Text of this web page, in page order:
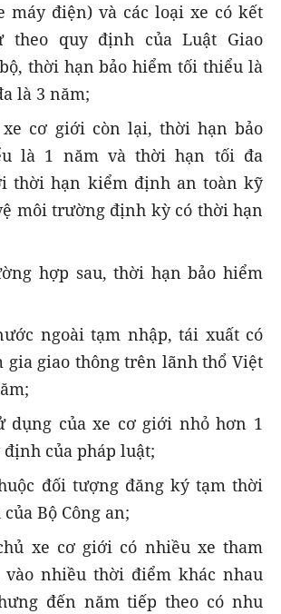
máy điện) và các loại xe có kết
theo quy định của Luật Giao
thời hạn bảo hiểm tối thiểu là
là 3 năm;
cơ giới còn lại, thời hạn bảo
là 1 năm và thời hạn tối đa
thời hạn kiểm định an toàn kỹ
môi trường định kỳ có thời hạn
hợp sau, thời hạn bảo hiểm
ngoài tạm nhập, tái xuất có
gia giao thông trên lãnh thổ Việt
dụng của xe cơ giới nhỏ hơn 1
của pháp luật;
đối tượng đăng ký tạm thời
Bộ Công an;
xe cơ giới có nhiều xe tham
vào nhiều thời điểm khác nhau
đến năm tiếp theo có nhu